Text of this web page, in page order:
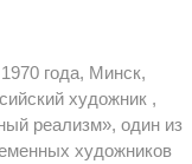
года, Минск,
художник ,
реализм», один из
художников